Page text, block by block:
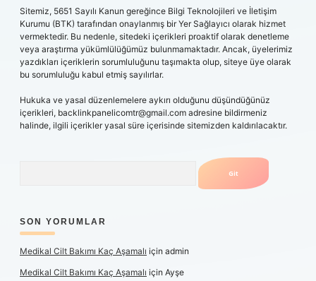
Sitemiz, 5651 Sayılı Kanun gereğince Bilgi Teknolojileri ve İletişim
Kurumu (BTK) tarafından onaylanmış bir Yer Sağlayıcı olarak hizmet
vermektedir. Bu nedenle, sitedeki içerikleri proaktif olarak denetleme
veya araştırma yükümlülüğümüz bulunmamaktadır. Ancak, üyelerimiz
yazdıkları içeriklerin sorumluluğunu taşımakta olup, siteye üye olarak
bu sorumluluğu kabul etmiş sayılırlar.
Hukuka ve yasal düzenlemelere aykırı olduğunu düşündüğünüz
içerikleri, backlinkpanelicomtr@gmail.com adresine bildirmeniz
halinde, ilgili içerikler yasal süre içerisinde sitemizden kaldırılacaktır.
SON YORUMLAR
Medikal Cilt Bakımı Kaç Aşamalı için admin
Medikal Cilt Bakımı Kaç Aşamalı için Ayşe